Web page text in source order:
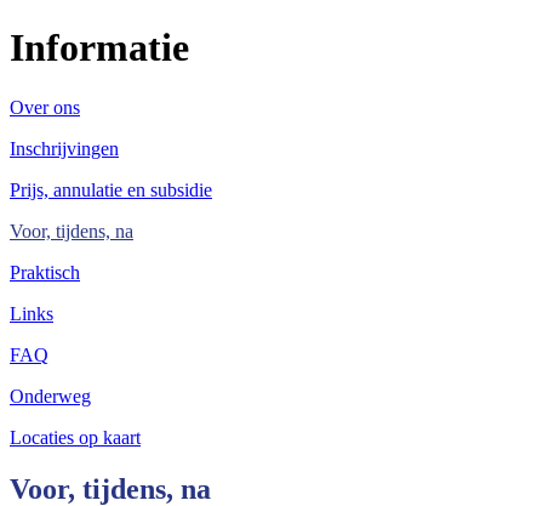
Informatie
Over ons
Inschrijvingen
Prijs, annulatie en subsidie
Voor, tijdens, na
Praktisch
Links
FAQ
Onderweg
Locaties op kaart
Voor, tijdens, na